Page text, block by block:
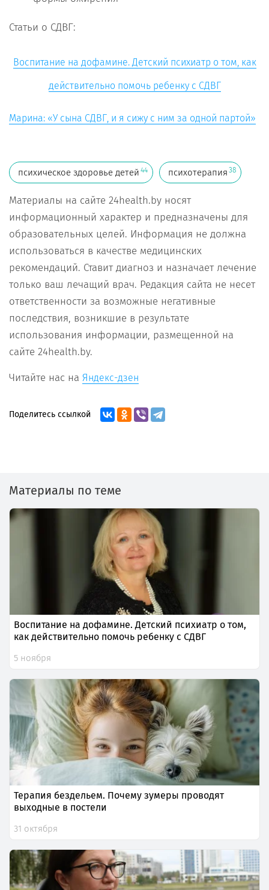
Статьи о СДВГ:
Воспитание на дофамине. Детский психиатр о том, как
действительно помочь ребенку с СДВГ
Марина: «У сына СДВГ, и я сижу с ним за одной партой»
психическое здоровье детей 44 психотерапия 38
Материалы на сайте 24health.by носят
информационный характер и предназначены для
образовательных целей. Информация не должна
использоваться в качестве медицинских
рекомендаций. Ставит диагноз и назначает лечение
только ваш лечащий врач. Редакция сайта не несет
ответственности за возможные негативные
последствия, возникшие в результате
использования информации, размещенной на
сайте 24health.by.
Читайте нас на Яндекс-дзен
Поделитесь ссылкой
Материалы по теме
Воспитание на дофамине. Детский психиатр о том,
как действительно помочь ребенку с СДВГ
5 ноября
Терапия бездельем. Почему зумеры проводят
выходные в постели
31 октября